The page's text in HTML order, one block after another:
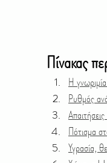
Πίνακας
Η
Ρυθμός
Πότισμα
Υγρασία,